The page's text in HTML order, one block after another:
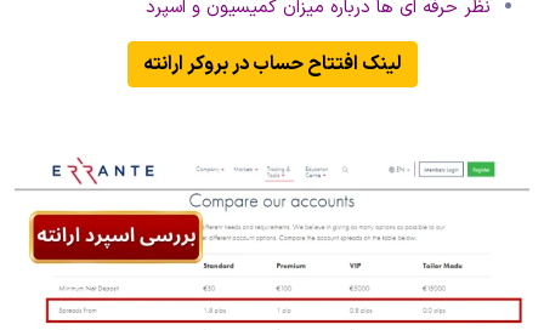
نظر حرفه ای ها درباره میزان کمیسیون و اسپرد
لینک افتتاح حساب در بروکر ارانته